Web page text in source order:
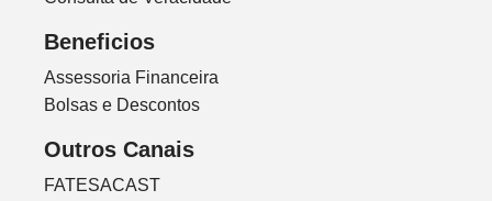
Beneficios
Assessoria Financeira
Bolsas e Descontos
Outros Canais
FATESACAST